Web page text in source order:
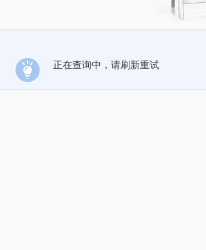
正在查询中，请刷新重试